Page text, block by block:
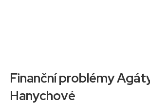
Finanční problémy
Hanychové